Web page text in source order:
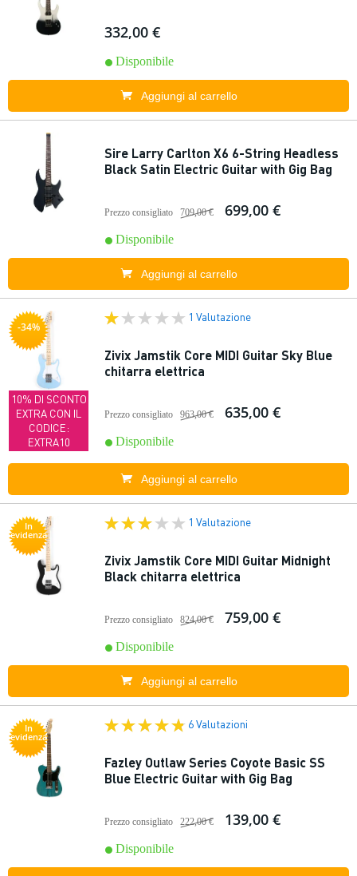
332,00 €
Disponibile
Aggiungi al carrello
Sire Larry Carlton X6 6-String Headless
Black Satin Electric Guitar with Gig Bag
Prezzo consigliato 709,00 € 699,00 €
Disponibile
Aggiungi al carrello
-34%
10% DI SCONTO
EXTRA CON IL
CODICE:
EXTRA10
1 Valutazione
Zivix Jamstik Core MIDI Guitar Sky Blue
chitarra elettrica
Prezzo consigliato 963,00 € 635,00 €
Disponibile
Aggiungi al carrello
In
evidenza
1 Valutazione
Zivix Jamstik Core MIDI Guitar Midnight
Black chitarra elettrica
Prezzo consigliato 824,00 € 759,00 €
Disponibile
Aggiungi al carrello
In
evidenza
6 Valutazioni
Fazley Outlaw Series Coyote Basic SS
Blue Electric Guitar with Gig Bag
Prezzo consigliato 222,00 € 139,00 €
Disponibile